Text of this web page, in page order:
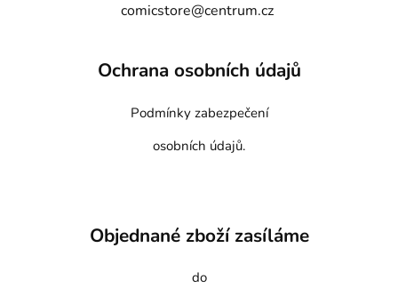
comicstore@centrum.cz
Ochrana osobních údajů
Podmínky zabezpečení
osobních údajů.
Objednané zboží zasíláme
do